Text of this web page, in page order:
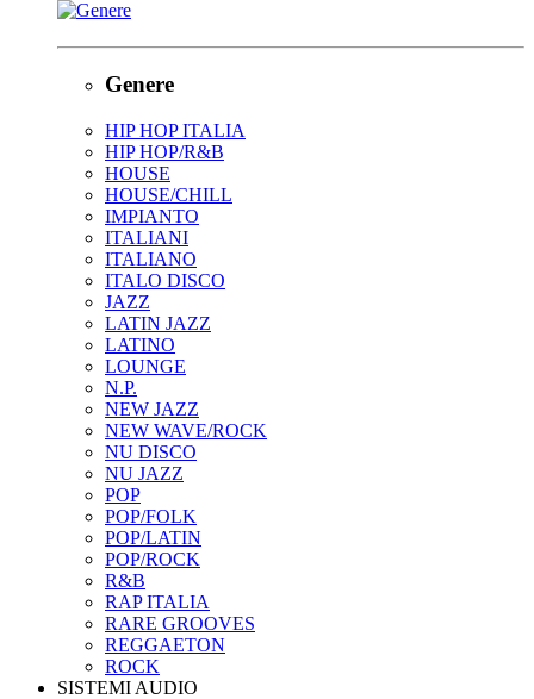
Genere
HIP HOP ITALIA
HIP HOP/R&B
HOUSE
HOUSE/CHILL
IMPIANTO
ITALIANI
ITALIANO
ITALO DISCO
JAZZ
LATIN JAZZ
LATINO
LOUNGE
N.P.
NEW JAZZ
NEW WAVE/ROCK
NU DISCO
NU JAZZ
POP
POP/FOLK
POP/LATIN
POP/ROCK
R&B
RAP ITALIA
RARE GROOVES
REGGAETON
ROCK
SISTEMI AUDIO